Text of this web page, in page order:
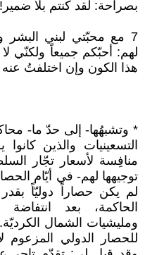
بصراحة: لقد كنتم بلا ضمير!
7 مع محبّتي لبني
لهم: أحبّكم جميعاً ولكنّي
هذا الكون وإن اختلفتُ
* وتشبهُها- إلى حدّ ما-
التسعينيات والذين
منافِسة لأسعار تجّار
توجيهها لهم- في أيّام
لم يكن حصاراً دوليّاً
الحاكمة، بعد
ومليشيات الشمال
للحصار الدولي المزعوم